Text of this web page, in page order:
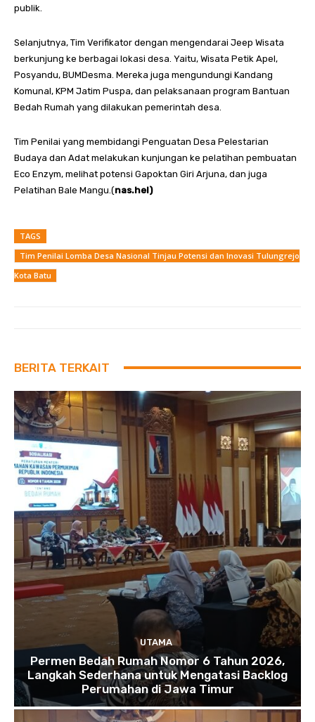
publik.
Selanjutnya, Tim Verifikator dengan mengendarai Jeep Wisata
berkunjung ke berbagai lokasi desa. Yaitu, Wisata Petik Apel,
Posyandu, BUMDesma. Mereka juga mengundungi Kandang
Komunal, KPM Jatim Puspa, dan pelaksanaan program Bantuan
Bedah Rumah yang dilakukan pemerintah desa.
Tim Penilai yang membidangi Penguatan Desa Pelestarian
Budaya dan Adat melakukan kunjungan ke pelatihan pembuatan
Eco Enzym, melihat potensi Gapoktan Giri Arjuna, dan juga
Pelatihan Bale Mangu.(nas.hel)
TAGS
Tim Penilai Lomba Desa Nasional Tinjau Potensi dan Inovasi Tulungrejo
Kota Batu
BERITA TERKAIT
UTAMA
Permen Bedah Rumah Nomor 6 Tahun 2026,
Langkah Sederhana untuk Mengatasi Backlog
Perumahan di Jawa Timur